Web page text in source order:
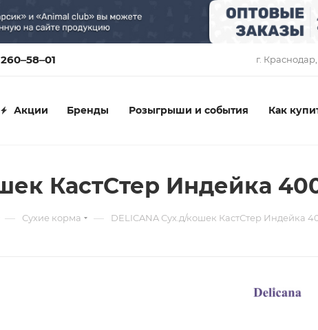
г.
Акции Бренды Розыгрыши и события Как
КастСтер Индейка
— Сухие корма — DELICANA Сух.д/кошек КастСтер Индейка